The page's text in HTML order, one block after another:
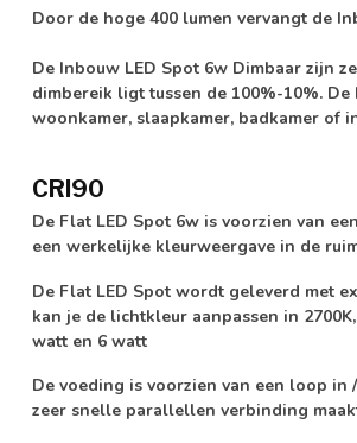
Door de hoge 400 lumen vervangt de
De Inbouw LED Spot 6w Dimbaar zijn
dimbereik ligt tussen de 100%-10%.
woonkamer, slaapkamer, badkamer of
CRI90
De Flat LED Spot 6w is voorzien van
een werkelijke kleurweergave in de
De Flat LED Spot wordt geleverd met
kan je de lichtkleur aanpassen in
watt en 6 watt
De voeding is voorzien van een loop
zeer snelle parallellen verbinding